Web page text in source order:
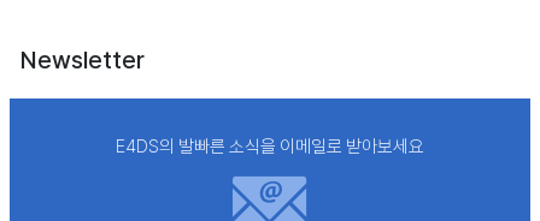
Newsletter
E4DS의 발빠른 소식을 이메일로 받아보세요